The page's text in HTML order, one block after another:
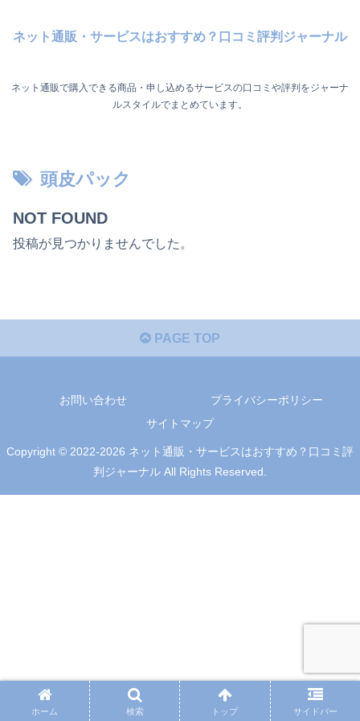
ネット通販・サービスはおすすめ？口コミ評判ジャーナル
ネット通販で購入できる商品・申し込めるサービスの口コミや評判をジャーナ
ルスタイルでまとめています。
頭皮パック
NOT FOUND
投稿が見つかりませんでした。
PAGE TOP
お問い合わせ
プライバシーポリシー
サイトマップ
Copyright © 2022-2026 ネット通販・サービスはおすすめ？口コミ評
判ジャーナル All Rights Reserved.
ホーム 検索 トップ サイドバー